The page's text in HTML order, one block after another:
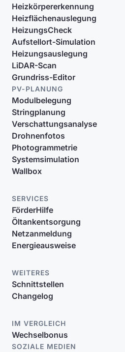
Heizkörpererkennung
Heizflächenauslegung
HeizungsCheck
Aufstellort-Simulation
Heizungsauslegung
LiDAR-Scan
Grundriss-Editor
PV-PLANUNG
Modulbelegung
Stringplanung
Verschattungsanalyse
Drohnenfotos
Photogrammetrie
Systemsimulation
Wallbox
SERVICES
FörderHilfe
Öltankentsorgung
Netzanmeldung
Energieausweise
WEITERES
Schnittstellen
Changelog
IM VERGLEICH
Wechselbonus
SOZIALE MEDIEN